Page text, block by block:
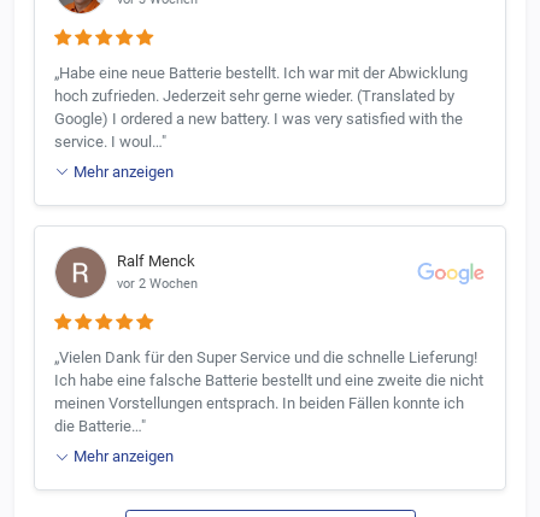
„Habe eine neue Batterie bestellt. Ich war mit der Abwicklung
hoch zufrieden. Jederzeit sehr gerne wieder. (Translated by
Google) I ordered a new battery. I was very satisfied with the
service. I woul…"
Mehr anzeigen
Ralf Menck
vor 2 Wochen
„Vielen Dank für den Super Service und die schnelle Lieferung!
Ich habe eine falsche Batterie bestellt und eine zweite die nicht
meinen Vorstellungen entsprach. In beiden Fällen konnte ich
die Batterie…"
Mehr anzeigen